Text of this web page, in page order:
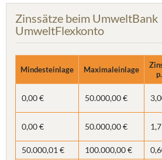
Zinssätze beim UmweltBank
UmweltFlexkonto
Mindesteinlage Maximaleinlage
0,00 € 50.000,00 €
0,00 € 50.000,00 €
50.000,01 € 100.000,00 €